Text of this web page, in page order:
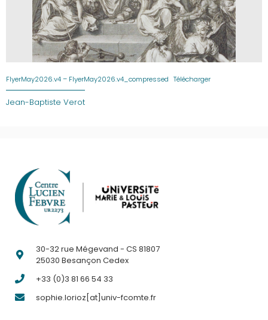
FlyerMay2026.v4 – FlyerMay2026.v4_compressed Télécharger
Jean-Baptiste Verot
30-32 rue Mégevand - CS 81807
25030 Besançon Cedex
+33 (0)3 81 66 54 33
sophie.lorioz[at]univ-fcomte.fr